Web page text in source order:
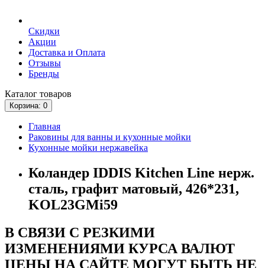
Скидки
Акции
Доставка и Оплата
Отзывы
Бренды
Каталог товаров
Корзина: 0
Главная
Раковины для ванны и кухонные мойки
Кухонные мойки нержавейка
Коландер IDDIS Kitchen Line нерж.
сталь, графит матовый, 426*231,
KOL23GMi59
В СВЯЗИ С РЕЗКИМИ
ИЗМЕНЕНИЯМИ КУРСА ВАЛЮТ
ЦЕНЫ НА САЙТЕ МОГУТ БЫТЬ НЕ